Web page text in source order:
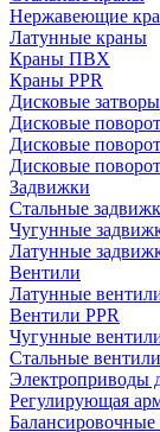
Нержавеющие
Латунные краны
Краны ПВХ
Краны PPR
Дисковые затворы
Дисковые
Дисковые
Дисковые
Задвижки
Стальные
Чугунные
Латунные
Вентили
Латунные
Вентили PPR
Чугунные
Стальные вентили
Электроприводы
Регулирующая